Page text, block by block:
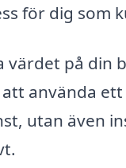
för dig som
på din
använda
utan även